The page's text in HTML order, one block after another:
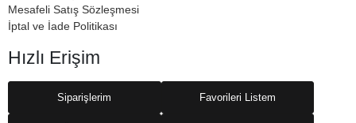
Mesafeli Satış Sözleşmesi
İptal ve İade Politikası
Hızlı Erişim
Siparişlerim Favorileri Listem